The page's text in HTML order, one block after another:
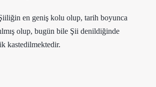
en geniş kolu olup, tarih boyunca
olup, bugün bile Şii denildiğinde
kastedilmektedir.